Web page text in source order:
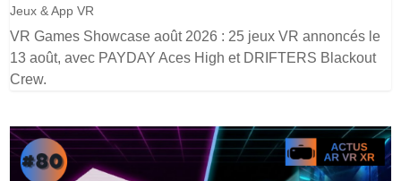
Jeux & App VR
VR Games Showcase août 2026 : 25 jeux VR annoncés le
13 août, avec PAYDAY Aces High et DRIFTERS Blackout
Crew.